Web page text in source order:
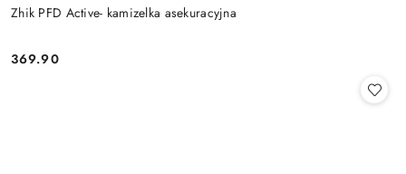
Zhik PFD Active- kamizelka asekuracyjna
Cena:
369.90